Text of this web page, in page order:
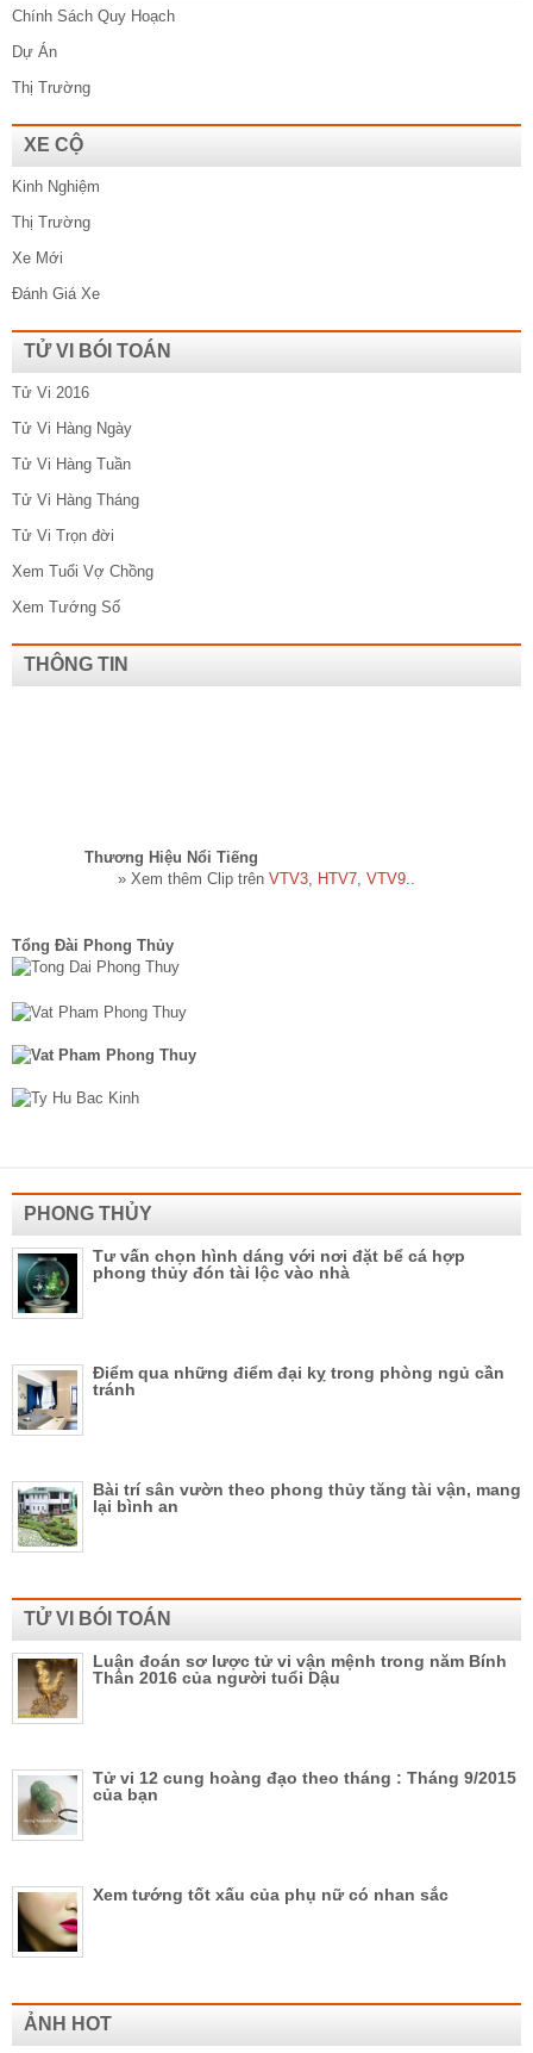
Chính Sách Quy Hoạch
Dự Án
Thị Trường
XE CỘ
Kinh Nghiệm
Thị Trường
Xe Mới
Đánh Giá Xe
TỬ VI BÓI TOÁN
Tử Vi 2016
Tử Vi Hàng Ngày
Tử Vi Hàng Tuần
Tử Vi Hàng Tháng
Tử Vi Trọn đời
Xem Tuổi Vợ Chồng
Xem Tướng Số
THÔNG TIN
Thương Hiệu Nổi Tiếng​
» Xem thêm Clip trên VTV3, HTV7, VTV9..
Tổng Đài Phong Thủy
PHONG THỦY
Tư vấn chọn hình dáng với nơi đặt bể cá hợp
phong thủy đón tài lộc vào nhà
Điểm qua những điểm đại kỵ trong phòng ngủ cần
tránh
Bài trí sân vườn theo phong thủy tăng tài vận, mang
lại bình an
TỬ VI BÓI TOÁN
Luận đoán sơ lược tử vi vận mệnh trong năm Bính
Thân 2016 của người tuổi Dậu
Tử vi 12 cung hoàng đạo theo tháng : Tháng 9/2015
của bạn
Xem tướng tốt xấu của phụ nữ có nhan sắc
ẢNH HOT